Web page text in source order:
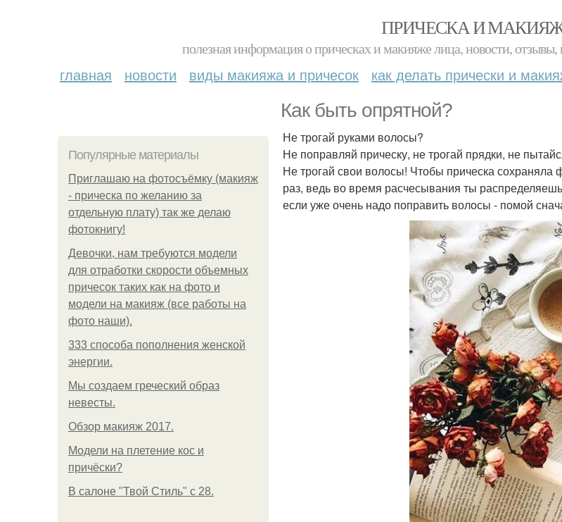
ПРИЧЕСКА И
полезная информация о прическах и макияже лица, новости,
главная новости виды макияжа и причесок как делать прически и
Как быть опрятной?
Популярные материалы
Приглашаю на фотосъёмку (макияж
- прическа по желанию за
отдельную плату) так же делаю
фотокнигу!
Девочки, нам требуются модели
для отработки скорости объемных
причесок таких как на фото и
модели на макияж (все работы на
фото наши).
333 способа пополнения женской
энергии.
Мы создаем греческий образ
невесты.
Обзор макияж 2017.
Модели на плетение кос и
причёски?
В салоне "Твой Стиль" с 28.
Не трогай руками волосы?
Не поправляй прическу, не трогай прядки, не
Не трогай свои волосы! Чтобы прическа
раз, ведь во время расчесывания ты
если уже очень надо поправить волосы - помой